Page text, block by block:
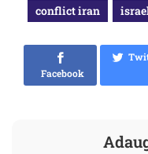
conflict iran
Facebook